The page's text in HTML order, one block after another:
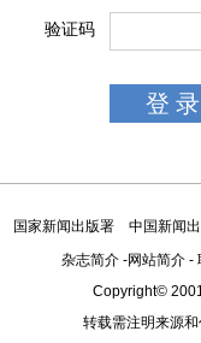
验证码
国家新闻出版署
中国新闻
杂志简介 -网站简介 -
Copyright©
转载需注明来源